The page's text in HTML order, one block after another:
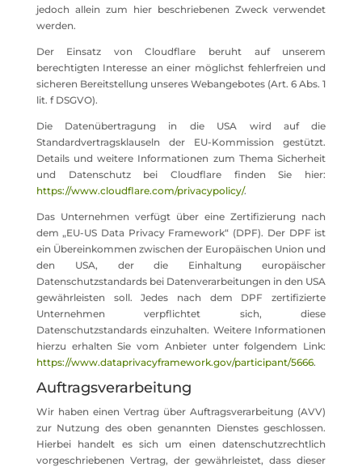
jedoch allein zum hier beschriebenen Zweck verwendet
werden.
Der Einsatz von Cloudflare beruht auf unserem
berechtigten Interesse an einer möglichst fehlerfreien und
sicheren Bereitstellung unseres Webangebotes (Art. 6 Abs. 1
lit. f DSGVO).
Die Datenübertragung in die USA wird auf die
Standardvertragsklauseln der EU-Kommission gestützt.
Details und weitere Informationen zum Thema Sicherheit
und Datenschutz bei Cloudflare finden Sie hier:
https://www.cloudflare.com/privacypolicy/.
Das Unternehmen verfügt über eine Zertifizierung nach
dem „EU-US Data Privacy Framework“ (DPF). Der DPF ist
ein Übereinkommen zwischen der Europäischen Union und
den USA, der die Einhaltung europäischer
Datenschutzstandards bei Datenverarbeitungen in den USA
gewährleisten soll. Jedes nach dem DPF zertifizierte
Unternehmen verpflichtet sich, diese
Datenschutzstandards einzuhalten. Weitere Informationen
hierzu erhalten Sie vom Anbieter unter folgendem Link:
https://www.dataprivacyframework.gov/participant/5666.
Auftragsverarbeitung
Wir haben einen Vertrag über Auftragsverarbeitung (AVV)
zur Nutzung des oben genannten Dienstes geschlossen.
Hierbei handelt es sich um einen datenschutzrechtlich
vorgeschriebenen Vertrag, der gewährleistet, dass dieser